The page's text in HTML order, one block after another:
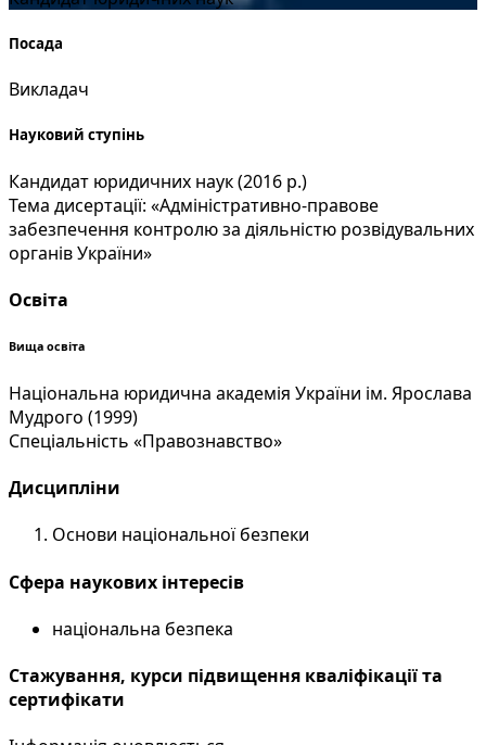
Посада
Викладач
Науковий ступінь
Кандидат юридичних наук (2016 р.)
Тема дисертації: «Адміністративно-правове
забезпечення контролю за діяльністю розвідувальних
органів України»
Освіта
Вища освіта
Національна юридична академія України ім. Ярослава
Мудрого (1999)
Спеціальність «Правознавство»
Дисципліни
Основи національної безпеки
Сфера наукових інтересів
національна безпека
Стажування, курси підвищення кваліфікації та
сертифікати